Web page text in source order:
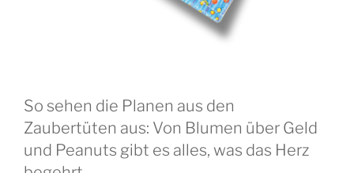
So sehen die Planen aus den
Zaubertüten aus: Von Blumen über Geld
und Peanuts gibt es alles, was das Herz